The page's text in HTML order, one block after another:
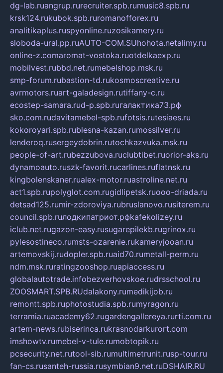
dg-lab.ruangrup.rurecruiter.spb.rumusic8.spb.ru
krsk124.rukubok.spb.ruromanofforex.ru
analitikaplus.ruspyonline.ruzosikamery.ru
sloboda-ural.pp.ruAUTO-COM.SUhohota.netalimy.ru
online-z.comaromat-vostoka.ruotdelkaexp.ru
mobilvest.rubbd.net.rumebelshop.msk.ru
smp-forum.rubastion-td.rukosmoscreative.ru
avrmotors.ruart-galadesign.rutiffany-c.ru
ecostep-samara.rud-p.spb.ruгалактика73.рф
sko.com.rudavitamebel-spb.rufotsis.rutesiaes.ru
kokoroyari.spb.rublesna-kazan.rumossilver.ru
lenderoq.rusergeydobrin.rutochkazvuka.msk.ru
people-of-art.rubezzubova.ruclubtibet.ruorior-aks.ru
dynamoauto.ruszk-favorit.rucarlines.ruflatnsk.ru
kingbolenskaner.rualex-motor.ruastroline.net.ru
act1.spb.rupolyglot.com.rugidlipetsk.ruooo-driada.ru
detsad125.rumir-zdoroviya.rubruslanovo.rusiterem.ru
council.spb.ruлодкипатриот.рфkafekolizey.ru
iclub.net.rugazon-easy.rusugarepilekb.rugrinox.ru
pylesostineco.rumsts-ozarenie.rukameryjooan.ru
artemovskij.rudopler.spb.ruaid70.rumetall-perm.ru
ndm.msk.ruratingzooshop.ruapiaccess.ru
globalautotrade.infobezverhovskoe.rudrsschool.ru
ZOOSMART.SPB.RUdalakony.rumedikijob.ru
remontt.spb.ruphotostudia.spb.rumyragon.ru
terramia.ruacademy62.rugardengallereya.rurti.com.ru
artem-news.rubiserinca.rukrasnodarkurort.com
imshowtv.rumebel-v-tule.rumobtopik.ru
pcsecurity.net.rutool-sib.rumultimetrunit.rusp-tour.ru
fan-cs.rusanteh-russia.rusymbian9.net.ruDSHAIR.RU